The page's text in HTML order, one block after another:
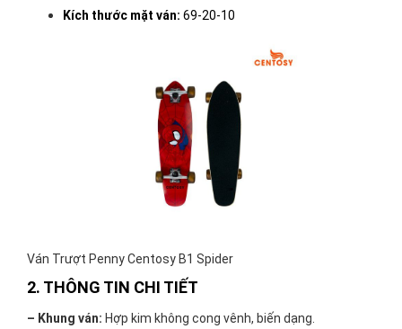
Kích thước mặt ván: 69-20-10
Ván Trượt Penny Centosy B1 Spider
2. THÔNG TIN CHI TIẾT
– Khung ván: Hợp kim không cong vênh, biến dạng.